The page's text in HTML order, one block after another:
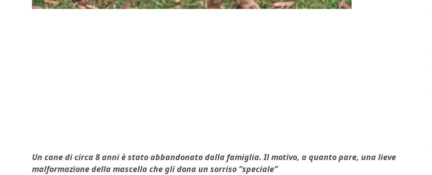
Un cane di circa 8 anni è stato abbandonato dalla famiglia. Il motivo, a quanto pare, una lieve
malformazione della mascella che gli dona un sorriso “speciale”